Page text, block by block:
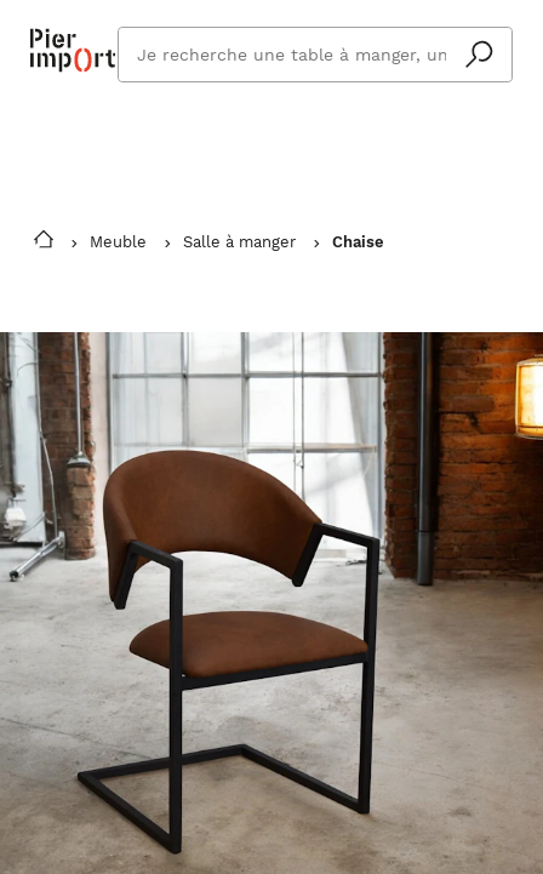
Vous êtes absent ? Pier Import s'adapte
et vous livre à votre retour.
En savoir plus
cherchez
vous ?
Meuble Salle à manger Chaise